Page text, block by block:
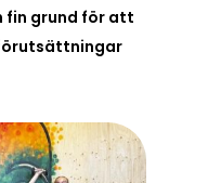
fin grund för att